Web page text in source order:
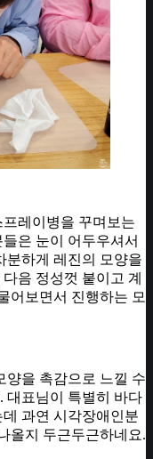
레이병을 꾸며보는
은 눈이 어두우셔서
분하게 레진의 모양을
음 정성껏 붙이고 계
어보면서 진행하는 모
양을 촉감으로 느낄 수
대표님이 특별히 바다
과연 시각장애인분
올지 두근두근하네요.